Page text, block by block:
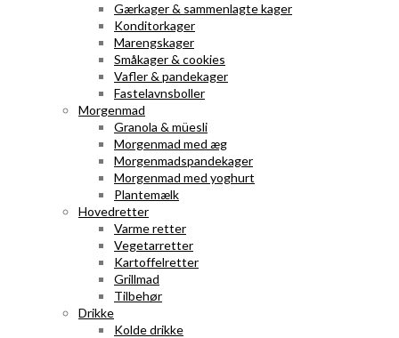
Gærkager & sammenlagte kager
Konditorkager
Marengskager
Småkager & cookies
Vafler & pandekager
Fastelavnsboller
Morgenmad
Granola & müesli
Morgenmad med æg
Morgenmadspandekager
Morgenmad med yoghurt
Plantemælk
Hovedretter
Varme retter
Vegetarretter
Kartoffelretter
Grillmad
Tilbehør
Drikke
Kolde drikke